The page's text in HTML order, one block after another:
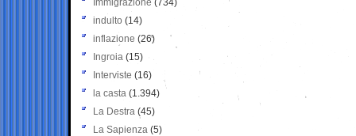
Immigrazione (734)
indulto (14)
inflazione (26)
Ingroia (15)
Interviste (16)
la casta (1.394)
La Destra (45)
La Sapienza (5)